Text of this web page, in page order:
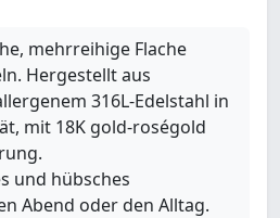
mehrreihige Flache
Hergestellt aus
316L-Edelstahl in
mit 18K gold-roségold
und hübsches
Abend oder den Alltag.